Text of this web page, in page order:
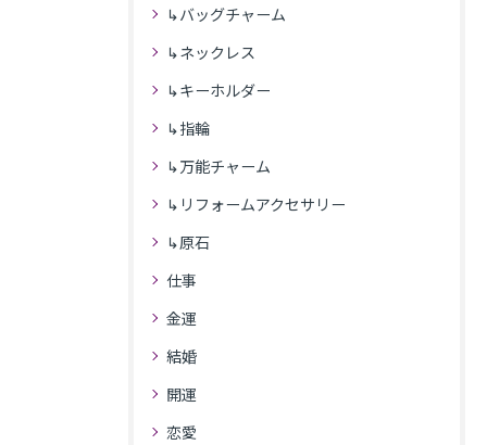
↳バッグチャーム
↳ネックレス
↳キーホルダー
↳指輪
↳万能チャーム
↳リフォームアクセサリー
↳原石
仕事
金運
結婚
開運
恋愛